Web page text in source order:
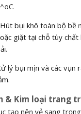
.
bụi khô toàn bộ bề
giặt tại chỗ tùy chất
lý bụi mịn và các vụn
& Kim loại trang
tạo nên vẻ sang